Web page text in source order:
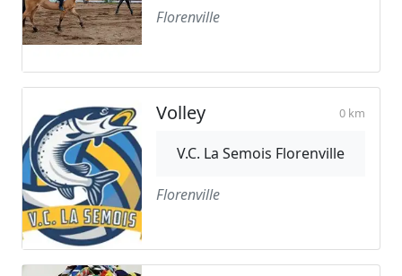
Florenville
Volley 0 km
V.C. La Semois Florenville
Florenville